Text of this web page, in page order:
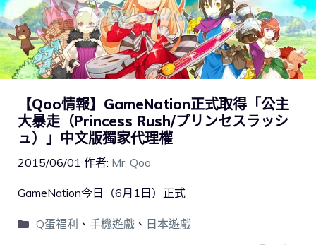
【Qoo情報】GameNation正式取得「公主
大暴走（Princess Rush/プリンセスラッシ
ュ）」中文版獨家代理權
2015/06/01 作者: Mr. Qoo
GameNation今日（6月1日）正式
Q蛋福利 、 手機遊戲、 日本遊戲